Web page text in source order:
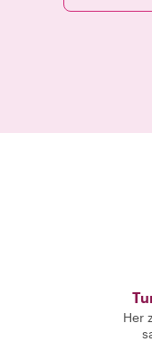
Her